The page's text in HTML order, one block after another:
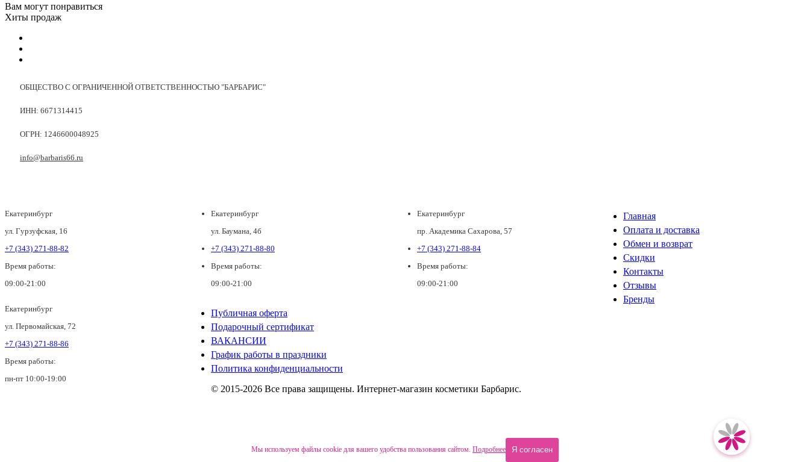
Вам могут понравиться
Хиты продаж
ОБЩЕСТВО С ОГРАНИЧЕННОЙ ОТВЕТСТВЕННОСТЬЮ "БАРБАРИС"
ИНН: 6671314415
ОГРН: 1246600048925
info@barbaris66.ru
Екатеринбург
ул. Гурзуфская, 16
+7 (343) 271-88-82
Время работы:
09:00-21:00
Екатеринбург
ул. Баумана, 4б
+7 (343) 271-88-80
Время работы:
09:00-21:00
Екатеринбург
пр. Академика Сахарова, 57
+7 (343) 271-88-84
Время работы:
09:00-21:00
Екатеринбург
ул. Первомайская, 72
+7 (343) 271-88-86
Время работы:
пн-пт 10:00-19:00
Главная
Оплата и доставка
Обмен и возврат
Скидки
Контакты
Отзывы
Бренды
Публичная оферта
Подарочный сертификат
ВАКАНСИИ
График работы в праздники
Политика конфиденциальности
© 2015-2026 Все права защищены. Интернет-магазин косметики Барбарис.
Мы используем файлы cookie для вашего удобства пользования сайтом. Подробнее Я согласен